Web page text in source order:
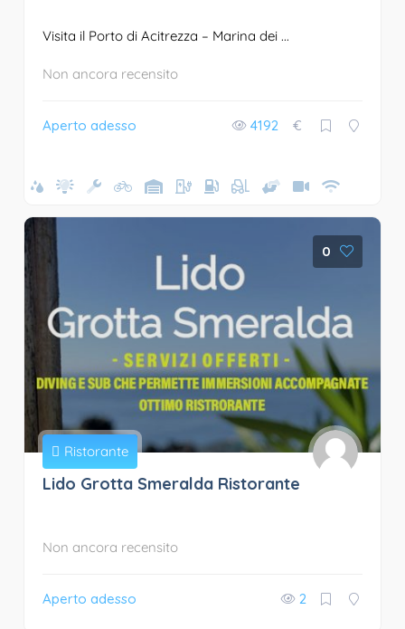
Visita il Porto di Acitrezza – Marina dei ...
Non ancora recensito
Aperto adesso 4192 €
0
Ristorante
Lido Grotta Smeralda Ristorante
Non ancora recensito
Aperto adesso 2